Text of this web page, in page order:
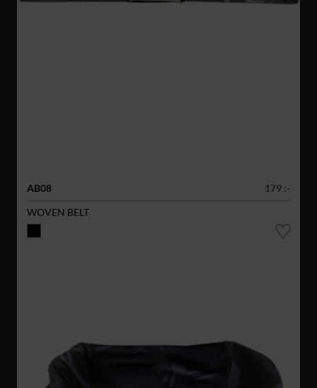
AB08
179 :-
WOVEN BELT